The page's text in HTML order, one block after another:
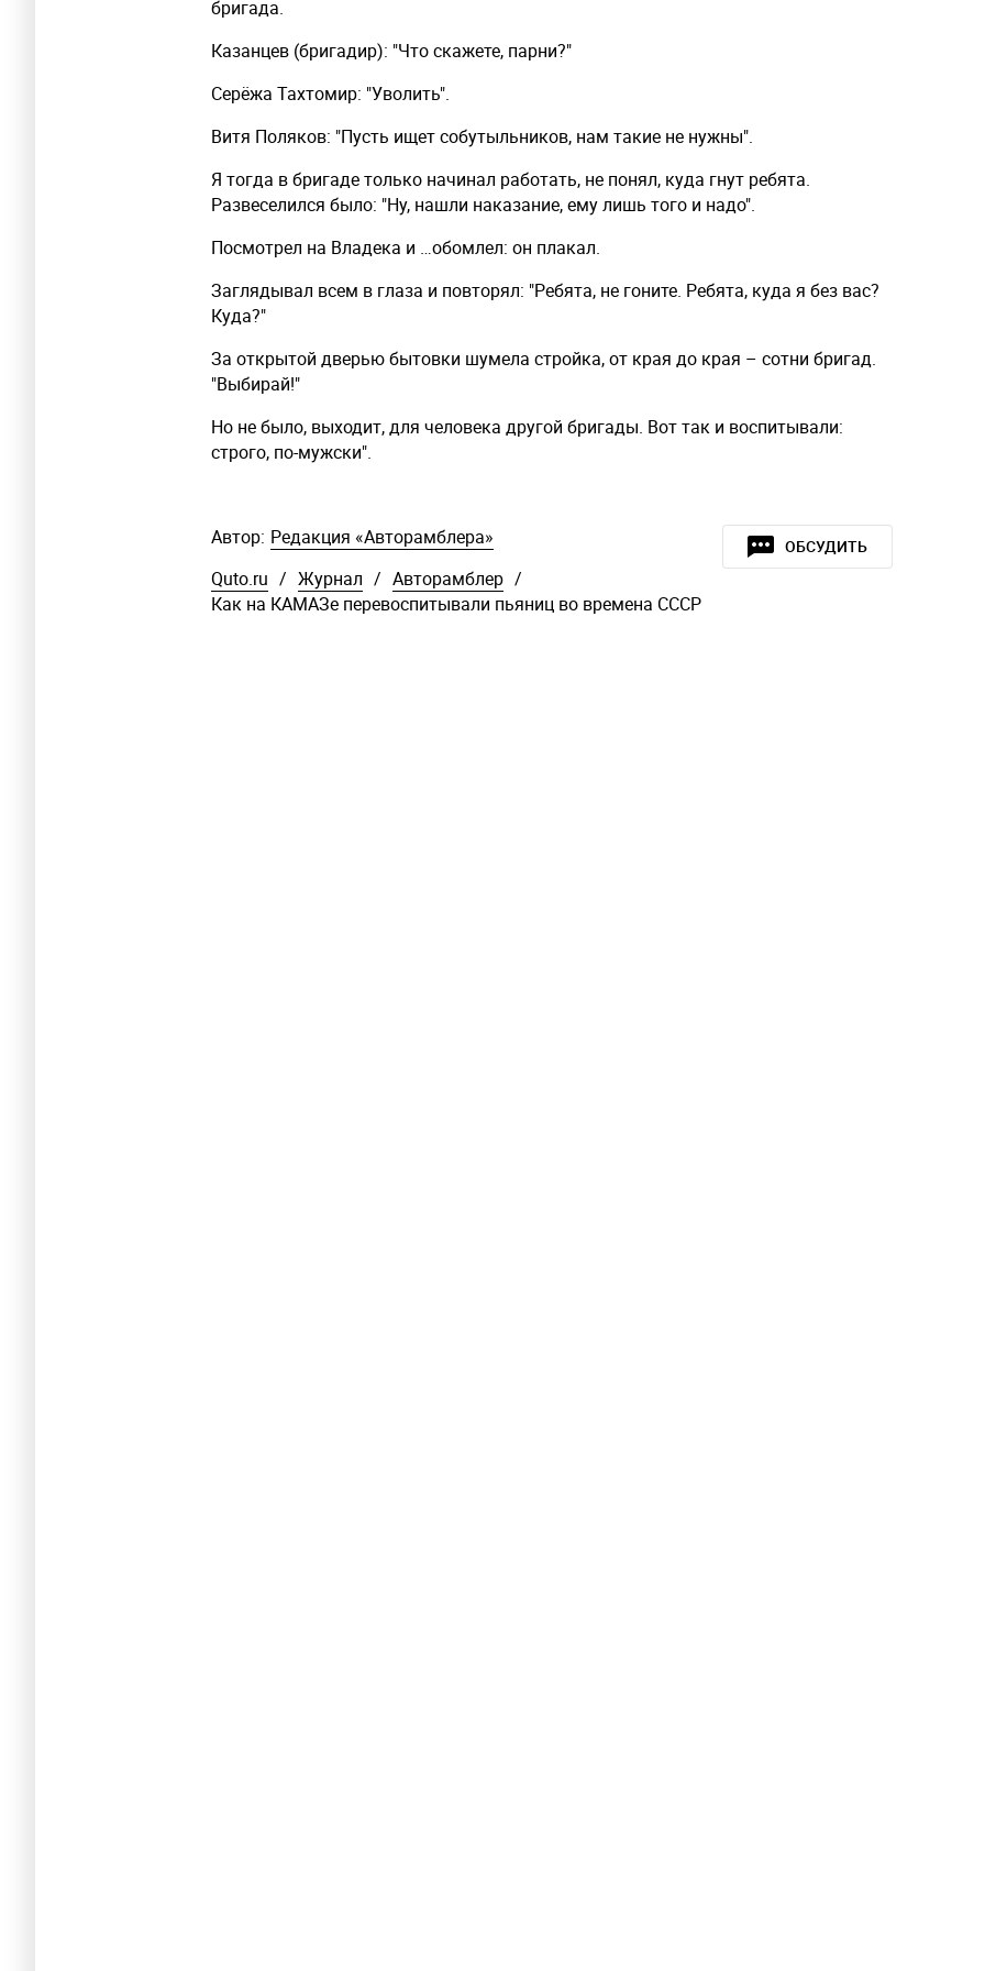
бригада.
Казанцев (бригадир): "Что скажете, парни?"
Серёжа Тахтомир: "Уволить".
Витя Поляков: "Пусть ищет собутыльников, нам такие не нужны".
Я тогда в бригаде только начинал работать, не понял, куда гнут ребята.
Развеселился было: "Ну, нашли наказание, ему лишь того и надо".
Посмотрел на Владека и …обомлел: он плакал.
Заглядывал всем в глаза и повторял: "Ребята, не гоните. Ребята, куда я без вас?
Куда?"
За открытой дверью бытовки шумела стройка, от края до края – сотни бригад.
"Выбирай!"
Но не было, выходит, для человека другой бригады. Вот так и воспитывали:
строго, по-мужски".
ОБСУДИТЬ
Автор: Редакция «Авторамблера»
Quto.ru / Журнал / Авторамблер /
Как на КАМАЗе перевоспитывали пьяниц во времена СССР